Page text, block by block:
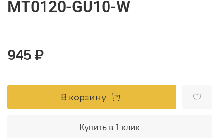
MT0120-GU10-W
945 ₽
В корзину
Купить в 1 клик